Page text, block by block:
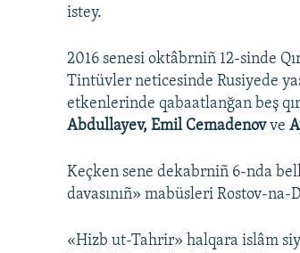
istey.
2016 senesi oktâbrniñ 12-sinde
Tintüvler neticesinde Rusiyede
etkenlerinde qabaatlanğan beş
Abdullayev, Emil Cemadenovve
Keçken sene dekabrniñ 6-nda
davasınıñ» mabüsleri Rostov-na-
«Hizb ut-Tahrir» halqara islâm